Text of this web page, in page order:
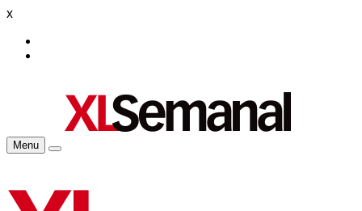
x
Menu